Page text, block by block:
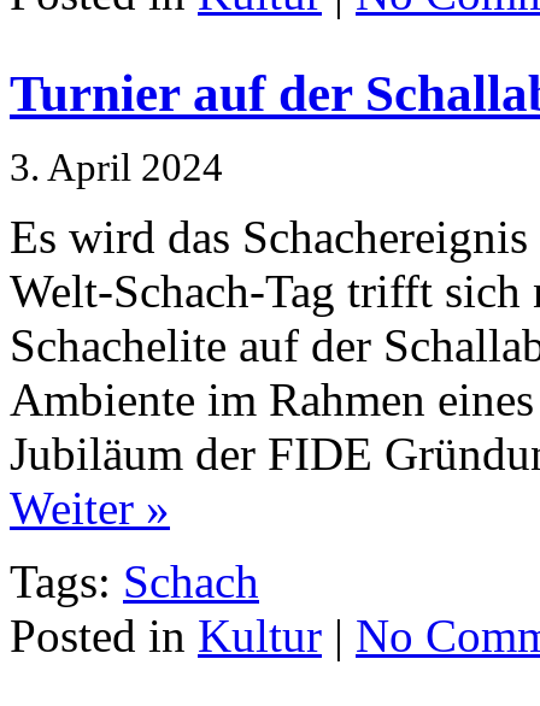
Turnier auf der
3. April 2024
Es wird das
Welt-Schach-Tag trifft sich
Schachelite auf der
Ambiente im Rahmen
Jubiläum der FIDE
Weiter »
Tags: Schach
Posted in Kultur | No